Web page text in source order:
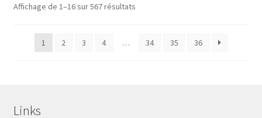
Affichage de 1–16 sur 567 résultatsTrié
récent
1 2 3 4 … 34 35 36
Links